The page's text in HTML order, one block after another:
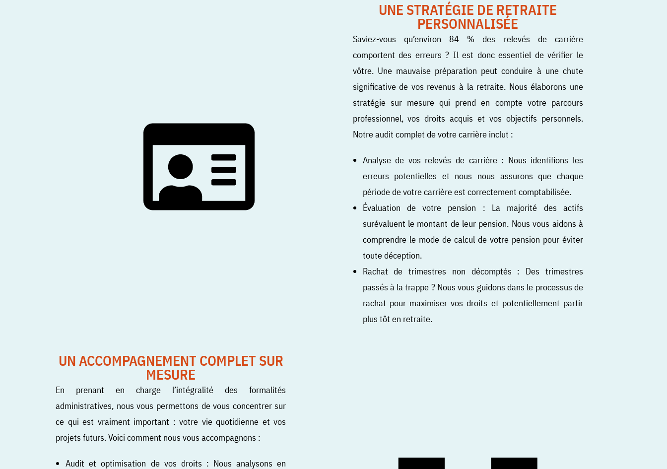
UNE STRATÉGIE DE RETRAITE
PERSONNALISÉE
Saviez-vous qu’environ 84 % des relevés de carrière
comportent des erreurs ? Il est donc essentiel de vérifier le
vôtre. Une mauvaise préparation peut conduire à une chute
significative de vos revenus à la retraite. Nous élaborons une
stratégie sur mesure qui prend en compte votre parcours
professionnel, vos droits acquis et vos objectifs personnels.
Notre audit complet de votre carrière inclut :
Analyse de vos relevés de carrière : Nous identifions les
erreurs potentielles et nous nous assurons que chaque
période de votre carrière est correctement comptabilisée.
Évaluation de votre pension : La majorité des actifs
surévaluent le montant de leur pension. Nous vous aidons à
comprendre le mode de calcul de votre pension pour éviter
toute déception.
Rachat de trimestres non décomptés : Des trimestres
passés à la trappe ? Nous vous guidons dans le processus de
rachat pour maximiser vos droits et potentiellement partir
plus tôt en retraite.
UN ACCOMPAGNEMENT COMPLET SUR
MESURE
En prenant en charge l’intégralité des formalités
administratives, nous vous permettons de vous concentrer sur
ce qui est vraiment important : votre vie quotidienne et vos
projets futurs. Voici comment nous vous accompagnons :
Audit et optimisation de vos droits : Nous analysons en